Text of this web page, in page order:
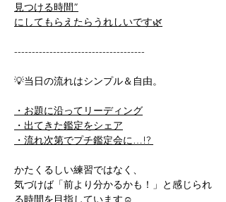
見つける時間”
にしてもらえたらうれしいです🌿
-------------------------------------
💡当日の流れはシンプル＆自由。
・お題に沿ってリーディング
・出てきた鑑定をシェア
・流れ次第でプチ鑑定会に…!?
かたくるしい練習ではなく、
気づけば「前より分かるかも！」と感じられ
る時間を目指しています☺️